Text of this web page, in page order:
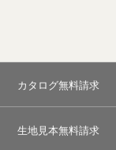
カタログ無料請求
生地見本無料請求